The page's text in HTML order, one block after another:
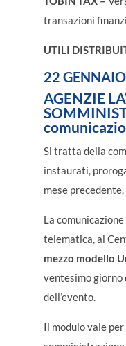
transazioni
UTILI
22 GENNAIO
AGENZIE
Si tratta della
instaurati,
mese
La
telematica, al
mezzo modello
ventesimo giorno
dell’evento.
Il modulo vale